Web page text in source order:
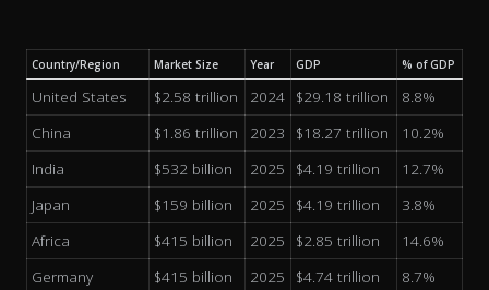
Country/Region Market Size Year GDP % of GDP
United States $2.58 trillion 2024 $29.18 trillion
8.8%
China
$1.86 trillion 2023 $18.27 trillion
10.2%
India
$532 billion 2025 $4.19 trillion
12.7%
Japan
$159 billion 2025 $4.19 trillion
3.8%
Africa
$415 billion 2025 $2.85 trillion
14.6%
Germany
$415 billion 2025 $4.74 trillion
8.7%